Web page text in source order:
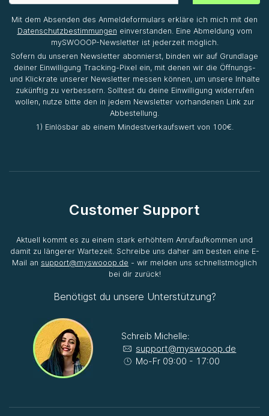
Mit dem Absenden des Anmeldeformulars erkläre ich mich mit den
Datenschutzbestimmungen einverstanden. Eine Abmeldung vom
mySWOOOP-Newsletter ist jederzeit möglich.
Sofern du unseren Newsletter abonnierst, binden wir auf Grundlage
deiner Einwilligung Tracking-Pixel ein, mit denen wir die Öffnungs-
und Klickrate unserer Newsletter messen können, um unsere Inhalte
zukünftig zu verbessern. Solltest du deine Einwilligung widerrufen
wollen, nutze bitte den in jedem Newsletter vorhandenen Link zur
Abbestellung.
1) Einlösbar ab einem Mindestverkaufswert von 100€.
Customer Support
Aktuell kommt es zu einem stark erhöhtem Anrufaufkommen und
damit zu längerer Wartezeit. Schreibe uns daher am besten eine E-
Mail an support@myswooop.de - wir melden uns schnellstmöglich
bei dir zurück!
Benötigst du unsere Unterstützung?
Schreib Michelle:
support@myswooop.de
Mo-Fr 09:00 - 17:00